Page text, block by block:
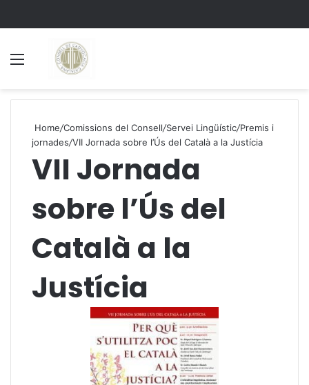
Home/Comissions del Consell/Servei Lingüístic/Premis i
jornades/VII Jornada sobre l’Ús del Català a la Justícia
VII Jornada
sobre l’Ús del
Català a la
Justícia